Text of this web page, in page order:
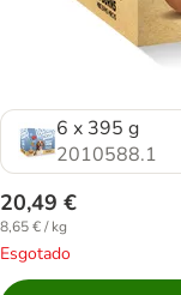
6 x 395 g
2010588.1
20,49 €
8,65 € / kg
Esgotado